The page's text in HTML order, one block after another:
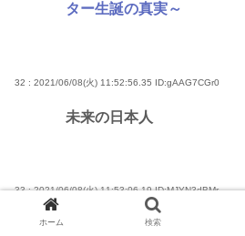
ター生誕の真実～
32 : 2021/06/08(火) 11:52:56.35 ID:gAAG7CGr0
未来の日本人
33 : 2021/06/08(火) 11:53:06.19ID:MJYN3dBMr
禁忌だろこれ
ホーム 検索